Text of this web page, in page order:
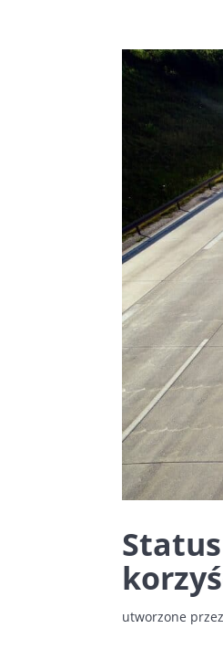
utworzone przez